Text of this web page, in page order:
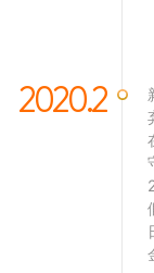
2020.2